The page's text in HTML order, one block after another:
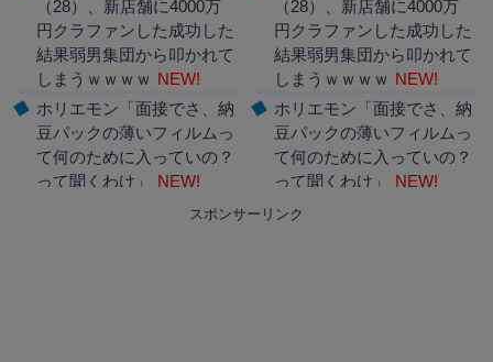
（28）、新店舗に4000万
円クラファンした成功した
結果弱男集団から叩かれて
しまうｗｗｗｗ NEW!
ホリエモン「面接でさ、納
豆パックの薄いフィルムっ
て何のために入っていの？
って聞くわけ」
NEW!
Powered by livedoor 相互
（28）、新店舗に4000万
円クラファンした成功した
結果弱男集団から叩かれて
しまうｗｗｗｗ NEW!
ホリエモン「面接でさ、納
豆パックの薄いフィルムっ
て何のために入っていの？
って聞くわけ」
NEW!
Powered by livedoor 相互
スポンサーリンク